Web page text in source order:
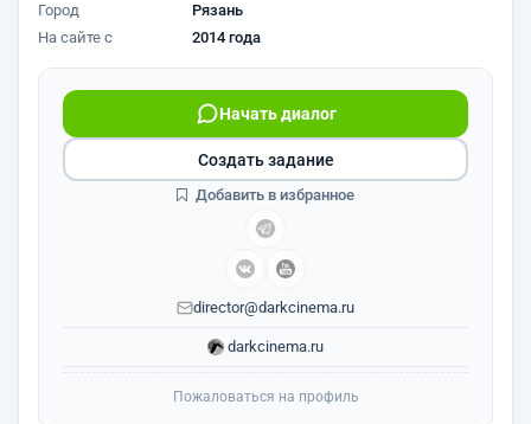
Город
Рязань
На сайте с
2014 года
Начать диалог
director@darkcinema.ru
darkcinema.ru
Создать задание
Добавить в избранное
Пожаловаться на профиль